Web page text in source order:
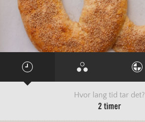
Hvor lang tid tar det?
2 timer